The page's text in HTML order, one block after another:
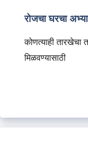
रोजचा घरचा
कोणत्याही
मिळवण्यासाठी